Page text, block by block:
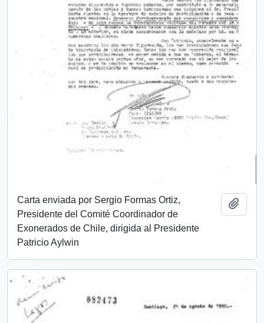
Carta enviada por Sergio Formas Ortiz,
Presidente del Comité Coordinador de
Exonerados de Chile, dirigida al Presidente
Patricio Aylwin